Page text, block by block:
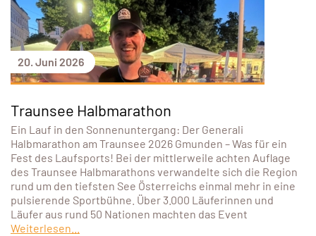
20. Juni 2026
Traunsee Halbmarathon
Ein Lauf in den Sonnenuntergang: Der Generali
Halbmarathon am Traunsee 2026 Gmunden – Was für ein
Fest des Laufsports! Bei der mittlerweile achten Auflage
des Traunsee Halbmarathons verwandelte sich die Region
rund um den tiefsten See Österreichs einmal mehr in eine
pulsierende Sportbühne. Über 3.000 Läuferinnen und
Läufer aus rund 50 Nationen machten das Event
Weiterlesen...